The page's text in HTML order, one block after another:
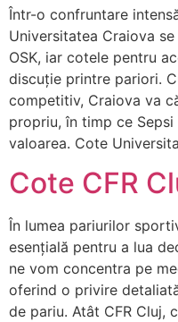
Într-o confruntare
Universitatea Craiova
OSK, iar cotele pentru
discuție printre pariori.
competitiv, Craiova va
propriu, în timp ce
valoarea. Cote
Cote CFR
În lumea pariurilor
esențială pentru a lua
ne vom concentra pe
oferind o privire
de pariu. Atât CFR Cluj,